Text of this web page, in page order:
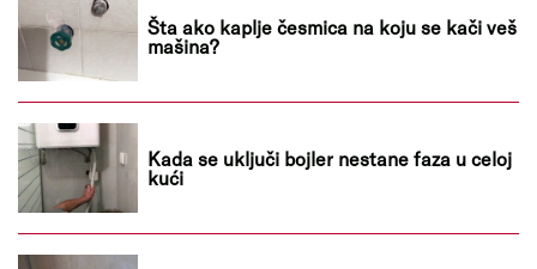
Šta ako kaplje česmica na koju se kači veš
mašina?
Kada se uključi bojler nestane faza u celoj
kući